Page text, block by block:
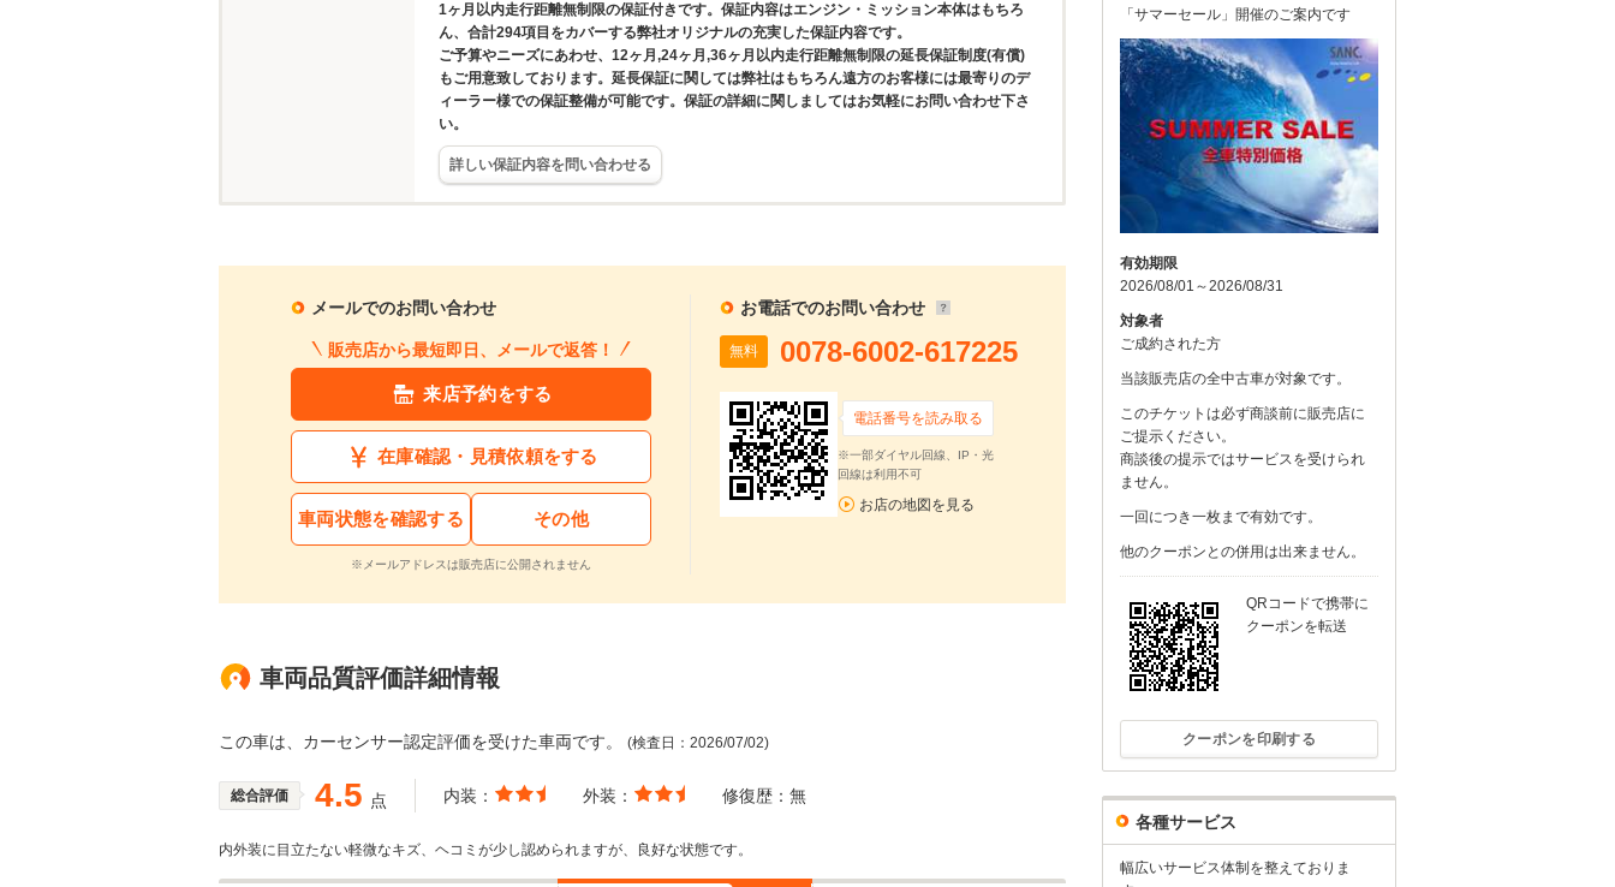
1ヶ月以内走行距離無制限の保証付きです。保証内容はエンジン・ミッション本体はもちろ
ん、合計294項目をカバーする弊社オリジナルの充実した保証内容です。
ご予算やニーズにあわせ、12ヶ月,24ヶ月,36ヶ月以内走行距離無制限の延長保証制度(有償)
もご用意致しております。延長保証に関しては弊社はもちろん遠方のお客様には最寄りのデ
ィーラー様での保証整備が可能です。保証の詳細に関しましてはお気軽にお問い合わせ下さ
い。
詳しい保証内容を問い合わせる
メールでのお問い合わせ
販売店から最短即日、メールで返答！
来店予約をする
在庫確認・見積依頼をする
車両状態を確認する その他
※メールアドレスは販売店に公開されません
お電話でのお問い合わせ
無料 0078-6002-617225
電話番号を読み取る
※一部ダイヤル回線、IP・光
回線は利用不可
お店の地図を見る
車両品質評価詳細情報
この車は、カーセンサー認定評価を受けた車両です。 (検査日：2026/07/02)
総合評価 4.5 点 内装： 外装： 修復歴： 無
内外装に目立たない軽微なキズ、ヘコミが少し認められますが、良好な状態です。
「サマーセール」開催のご案内です
有効期限
2026/08/01～2026/08/31
対象者
ご成約された方
当該販売店の全中古車が対象です。
このチケットは必ず商談前に販売店に
ご提示ください。
商談後の提示ではサービスを受けられ
ません。
一回につき一枚まで有効です。
他のクーポンとの併用は出来ません。
QRコードで携帯に
クーポンを転送
クーポンを印刷する
各種サービス
幅広いサービス体制を整えておりま